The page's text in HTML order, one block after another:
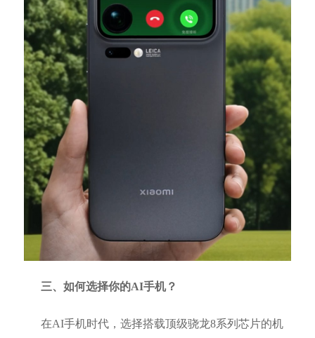
三、如何选择你的AI手机？
在AI手机时代，选择搭载顶级骁龙8系列芯片的机